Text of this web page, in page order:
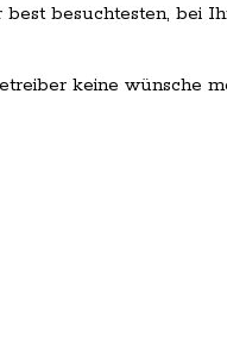
besuchtesten, bei
keine wünsche